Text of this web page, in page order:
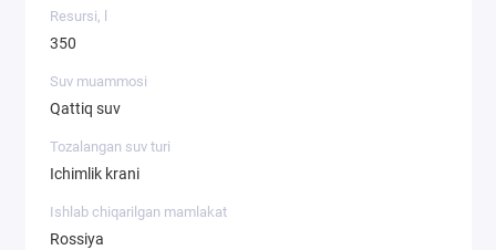
Resursi, l
350
Suv muammosi
Qattiq suv
Tozalangan suv turi
Ichimlik krani
Ishlab chiqarilgan mamlakat
Rossiya